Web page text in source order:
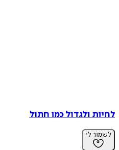
לחיות ולגדול כמו חתול
לשמור לי